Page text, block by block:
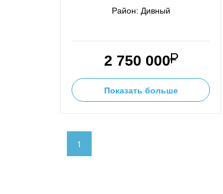
Район: Дивный
2 750 000
Показать больше
1